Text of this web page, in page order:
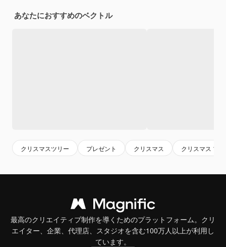
あなたにおすすめのベクトル
クリスマスツリー プレゼント クリスマス クリスマス プ
最高のクリエイティブ制作を導くためのプラットフォーム。クリ
エイター、企業、代理店、スタジオを含む100万人以上が利用し
ています。